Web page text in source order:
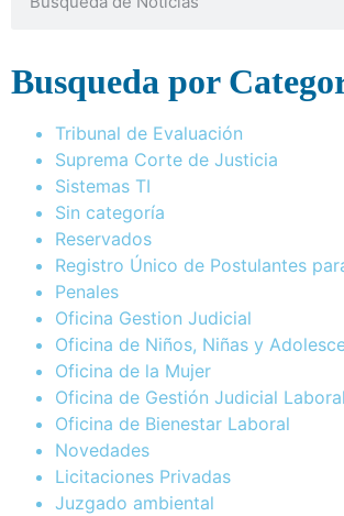
Busqueda por
Tribunal de Evaluación
Suprema Corte de Justicia
Sistemas TI
Sin categoría
Reservados
Registro Único de Postulantes
Penales
Oficina Gestion Judicial
Oficina de Niños, Niñas y
Oficina de la Mujer
Oficina de Gestión Judicial Laboral
Oficina de Bienestar Laboral
Novedades
Licitaciones Privadas
Juzgado ambiental